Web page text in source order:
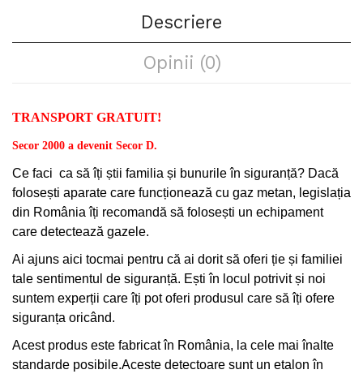
Descriere
Opinii (0)
TRANSPORT GRATUIT!
Secor 2000 a devenit Secor D.
Ce faci ca să îți știi familia și bunurile în siguranță? Dacă
folosești aparate care funcționează cu gaz metan, legislația
din România îți recomandă să folosești un echipament
care detectează gazele.
Ai ajuns aici tocmai pentru că ai dorit să oferi ție și familiei
tale sentimentul de siguranță. Ești în locul potrivit și noi
suntem experții care îți pot oferi produsul care să îți ofere
siguranța oricând.
Acest produs este fabricat în România, la cele mai înalte
standarde posibile.Aceste detectoare sunt un etalon în